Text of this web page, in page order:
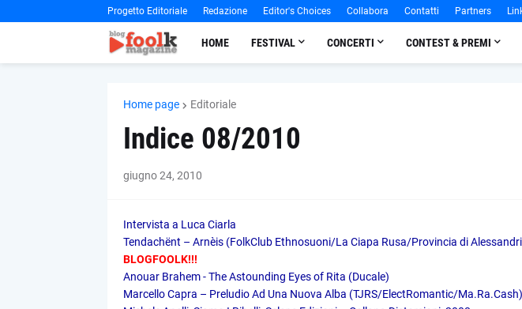
Progetto Editoriale Redazione Editor's Choices Collabora Contatti Partners
HOME FESTIVAL CONCERTI CONTEST & PREMI
Home page Editoriale
Indice 08/2010
giugno 24, 2010
Intervista a Luca Ciarla
Tendachënt – Arnèis (FolkClub Ethnosuoni/La Ciapa Rusa/Provincia di
BLOGFOOLK!!!
Anouar Brahem - The Astounding Eyes of Rita (Ducale)
Marcello Capra – Preludio Ad Una Nuova Alba (TJRS/ElectRomantic/Ma.Ra.Cash)